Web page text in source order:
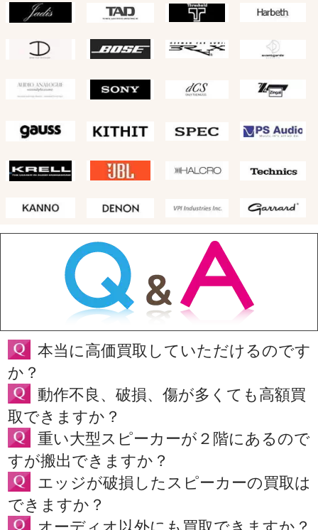
本当に高価買取していただけるのです
か？
動作不良、破損、傷が多くても高額買
取できますか？
重い大型スピーカーが２階にあるので
すが搬出できますか？
エッジが破損したスピーカーの買取は
できますか？